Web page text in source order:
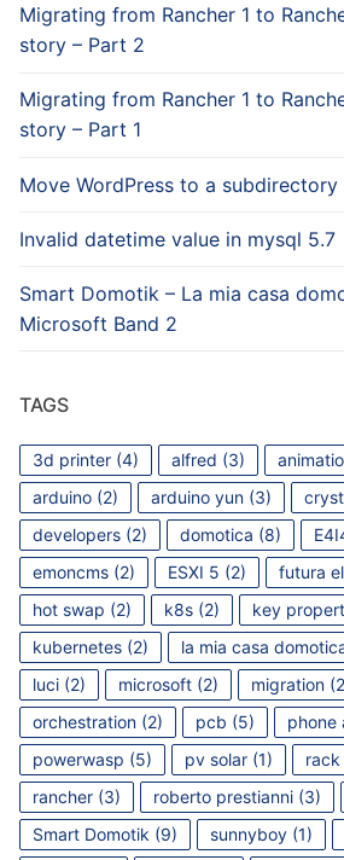
Migrating from Rancher 1 to
story – Part 2
Migrating from Rancher 1 to
story – Part 1
Move WordPress to a subdirectory
Invalid datetime value in mysql 5.7
Smart Domotik – La mia casa
Microsoft Band 2
TAGS
3d printer (4) alfred (3)
arduino (2) arduino yun (3)
developers (2) domotica (8)
emoncms (2) ESXI 5 (2) futura
hot swap (2) k8s (2) key
kubernetes (2) la mia casa
luci (2) microsoft (2) migration
orchestration (2) pcb (5) phone
powerwasp (5) pv solar (1) rack
rancher (3) roberto prestianni (3)
Smart Domotik (9) sunnyboy (1)